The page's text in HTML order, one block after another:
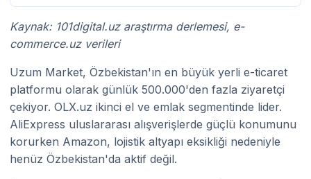
Kaynak: 101digital.uz araştırma derlemesi, e-
commerce.uz verileri
Uzum Market, Özbekistan'ın en büyük yerli e-ticaret
platformu olarak günlük 500.000'den fazla ziyaretçi
çekiyor. OLX.uz ikinci el ve emlak segmentinde lider.
AliExpress uluslararası alışverişlerde güçlü konumunu
korurken Amazon, lojistik altyapı eksikliği nedeniyle
henüz Özbekistan'da aktif değil.